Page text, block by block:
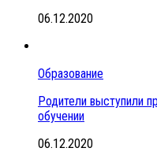
06.12.2020
Образование
Родители выступили
обучении
06.12.2020